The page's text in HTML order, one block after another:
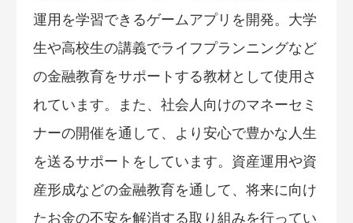
運用を学習できるゲームアプリを開発。大学
生や高校生の講義でライフプランニングなど
の金融教育をサポートする教材として使用さ
れています。また、社会人向けのマネーセミ
ナーの開催を通して、より安心で豊かな人生
を送るサポートをしています。資産運用や資
産形成などの金融教育を通して、将来に向け
たお金の不安を解消する取り組みを行ってい